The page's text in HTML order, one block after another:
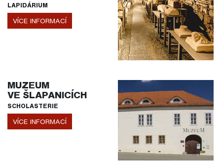
LAPIDÁRIUM
VÍCE INFORMACÍ
MUZEUM
VE ŠLAPANICÍCH
SCHOLASTERIE
VÍCE INFORMACÍ